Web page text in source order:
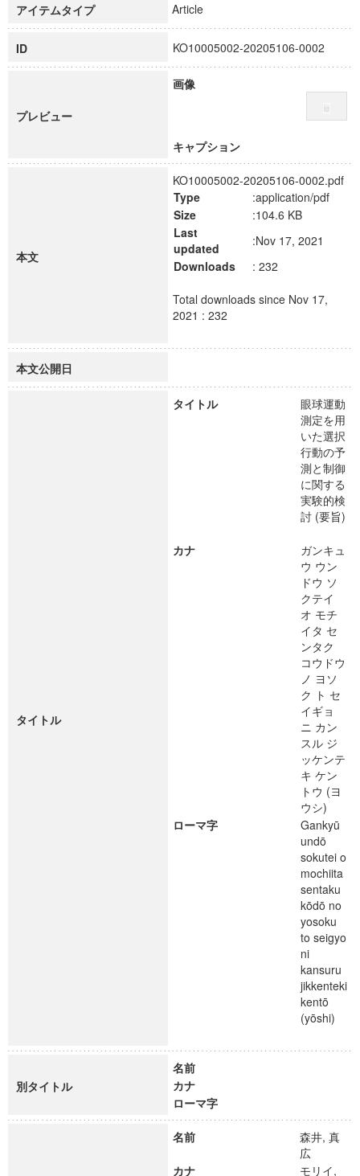
慶應義塾大学グローバルCOEプログラム市民社会ガバナンス
慶應義塾大学グローバルCOEプログラム論理と感性の先端的
博士課程教育リーディングプログラム「超成熟社会発展のサ
学術雑誌掲載論文等(8)
アイテムタイプ Article
ID KO10005002-20205106-0002
プレビュー
画像
キャプション
本文
KO10005002-20205106-0002.pdf
Type
:application/pdf
Size
:104.6 KB
Last
updated
:Nov 17, 2021
Downloads
: 232
Total downloads since Nov 17,
2021 : 232
本文公開日
タイトル
タイトル
眼球運動
測定を用
いた選択
行動の予
測と制御
に関する
実験的検
討 (要旨)
カナ
ガンキュ
ウ ウン
ドウ ソ
クテイ
オ モチ
イタ セ
ンタク
コウドウ
ノ ヨソ
ク ト セ
イギョ
ニ カン
スル ジ
ッケンテ
キ ケン
トウ (ヨ
ウシ)
ローマ字
Gankyū
undō
sokutei o
mochiita
sentaku
kōdō no
yosoku
to seigyo
ni
kansuru
jikkenteki
kentō
(yōshi)
別タイトル
名前
カナ
ローマ字
名前
森井, 真
広
カナ
モリイ,